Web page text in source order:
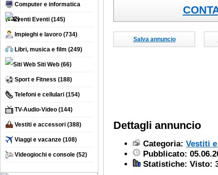
Computer e informatica
(132) Eventi (145)
Impieghi e lavoro (734)
Libri, musica e film (249)
Siti Web (66)
Sport e Fitness (188)
Telefoni e cellulari (154)
TV-Audio-Video (144)
Vestiti e accessori (388)
Viaggi e vacanze (108)
Videogiochi e console (52)
Salva annuncio
Dettagli annuncio
Categoria: Vestiti
Pubblicato:
Statistiche: Visto: